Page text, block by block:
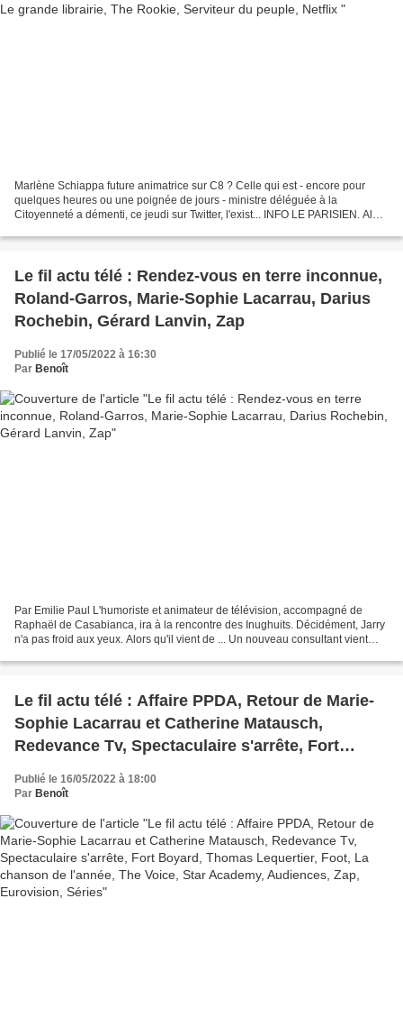
Marlène Schiappa future animatrice sur C8 ? Celle qui est - encore pour
quelques heures ou une poignée de jours - ministre déléguée à la
Citoyenneté a démenti, ce jeudi sur Twitter, l'exist... INFO LE PARISIEN. Alors
Le fil actu télé : Rendez-vous en terre inconnue,
Roland-Garros, Marie-Sophie Lacarrau, Darius
Rochebin, Gérard Lanvin, Zap
Publié le 17/05/2022 à 16:30
Par Benoît
Par Emilie Paul L'humoriste et animateur de télévision, accompagné de
Raphaël de Casabianca, ira à la rencontre des Inughuits. Décidément, Jarry
n'a pas froid aux yeux. Alors qu'il vient de ... Un nouveau consultant vient
Le fil actu télé : Affaire PPDA, Retour de Marie-
Sophie Lacarrau et Catherine Matausch,
Redevance Tv, Spectaculaire s'arrête, Fort
de l'année, The Voice, Star Academy, Audiences,
Publié le 16/05/2022 à 18:00
Par Benoît